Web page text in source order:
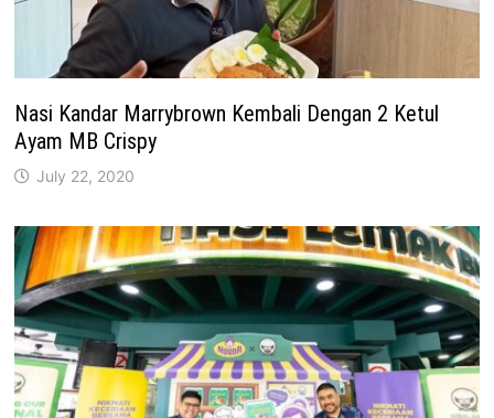
Nasi Kandar Marrybrown Kembali Dengan 2 Ketul
Ayam MB Crispy
July 22, 2020